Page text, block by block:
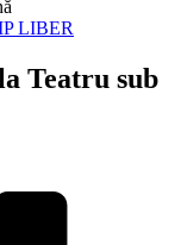
LIBER
Teatru sub